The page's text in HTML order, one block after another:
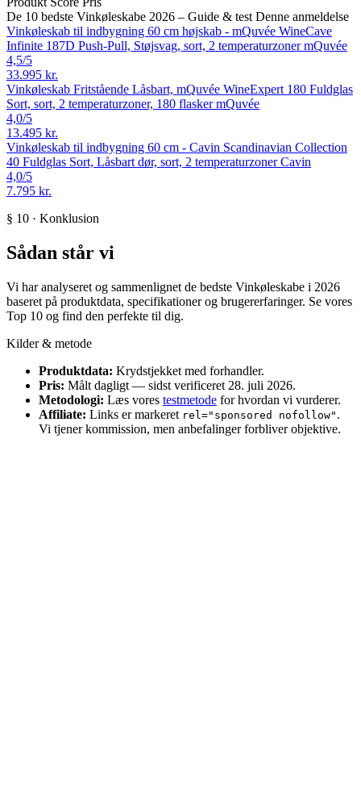
De 10 bedste Vinkøleskabe 2026 – Guide & test Denne anmeldelse
Vinkøleskab til indbygning 60 cm højskab - mQuvée WineCave
Infinite 187D Push-Pull, Støjsvag, sort, 2 temperaturzoner mQuvée
4,5/5
33.995 kr.
Vinkøleskab Fritstående Låsbart, mQuvée WineExpert 180 Fuldglas
Sort, sort, 2 temperaturzoner, 180 flasker mQuvée
4,0/5
13.495 kr.
Vinkøleskab til indbygning 60 cm - Cavin Scandinavian Collection
40 Fuldglas Sort, Låsbart dør, sort, 2 temperaturzoner Cavin
4,0/5
7.795 kr.
§ 10 · Konklusion
Sådan står vi
Vi har analyseret og sammenlignet de bedste Vinkøleskabe i 2026
baseret på produktdata, specifikationer og brugererfaringer. Se vores
Top 10 og find den perfekte til dig.
Kilder & metode
Produktdata: Krydstjekket med forhandler.
Pris: Målt dagligt — sidst verificeret 28. juli 2026.
Metodologi: Læs vores testmetode for hvordan vi vurderer.
Affiliate: Links er markeret rel="sponsored nofollow" .
Vi tjener kommission, men anbefalinger forbliver objektive.